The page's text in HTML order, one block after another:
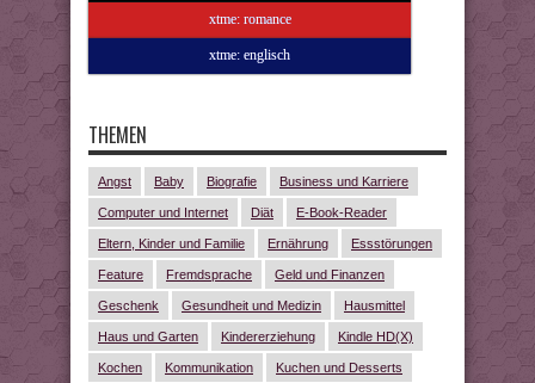
xtme: romance
xtme: englisch
THEMEN
Angst Baby Biografie Business und Karriere
Computer und Internet Diät E-Book-Reader
Eltern, Kinder und Familie Ernährung Essstörungen
Feature Fremdsprache Geld und Finanzen
Geschenk Gesundheit und Medizin Hausmittel
Haus und Garten Kindererziehung Kindle HD(X)
Kochen Kommunikation Kuchen und Desserts